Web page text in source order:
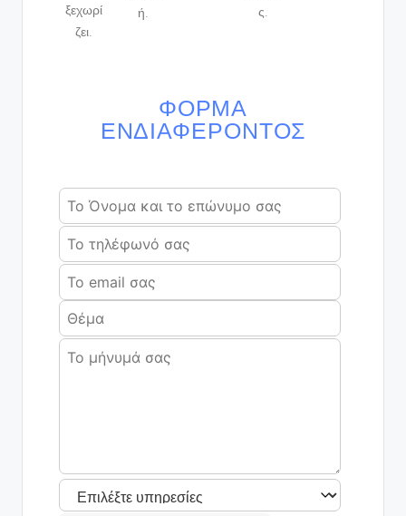
ξεχωρί
ζει.
ή.
ς.
ΦΌΡΜΑ
ΕΝΔΙΑΦΈΡΟΝΤΟΣ